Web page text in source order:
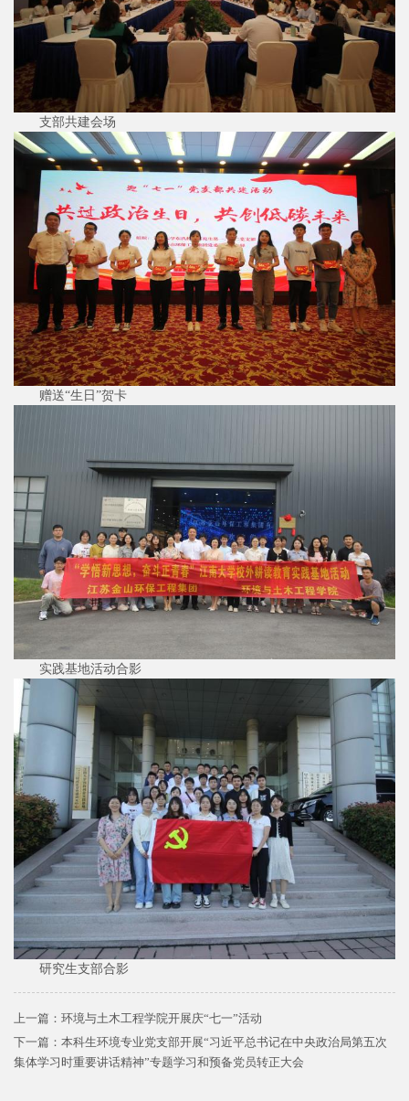
支部共建会场
赠送“生日”贺卡
实践基地活动合影
研究生支部合影
上一篇： 环境与土木工程学院开展庆“七一”活动
下一篇： 本科生环境专业党支部开展“习近平总书记在中央政治局第五次
集体学习时重要讲话精神”专题学习和预备党员转正大会